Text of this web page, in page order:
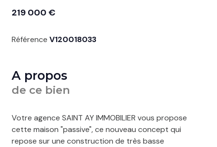
219 000 €
Référence V120018033
A propos
de ce bien
Votre agence SAINT AY IMMOBILIER vous propose
cette maison "passive", ce nouveau concept qui
repose sur une construction de très basse